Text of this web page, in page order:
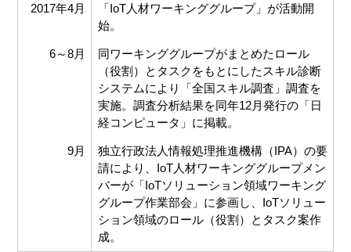
2017年4月
「IoT人材ワーキンググループ」が活動開
始。
6～8月
同ワーキンググループがまとめたロール
（役割）とタスクをもとにしたスキル診断
システムにより「全国スキル調査」調査を
実施。調査分析結果を同年12月発行の「日
経コンピュータ」に掲載。
9月
独立行政法人情報処理推進機構（IPA）の要
請により、IoT人材ワーキンググループメン
バーが「IoTソリューション領域ワーキング
グループ作業部会」に参画し、IoTソリュー
ション領域のロール（役割）とタスク案作
成。